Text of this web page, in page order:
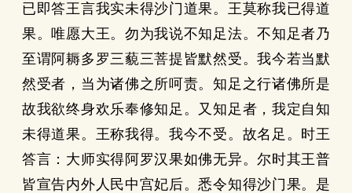
已即答王言我实未得沙门道果。王莫称我已得道
果。唯愿大王。勿为我说不知足法。不知足者乃
至谓阿耨多罗三藐三菩提皆默然受。我今若当默
然受者，当为诸佛之所呵责。知足之行诸佛所是
故我欲终身欢乐奉修知足。又知足者，我定自知
未得道果。王称我得。我今不受。故名足。时王
答言：大师实得阿罗汉果如佛无异。尔时其王普
皆宣告内外人民中宫妃后。悉令知得沙门果。是